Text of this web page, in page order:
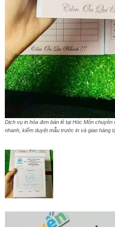
Dịch vụ in hóa đơn bán lẻ tại Hóc Môn
nhanh, kiểm duyệt mẫu trước in và giao hàng